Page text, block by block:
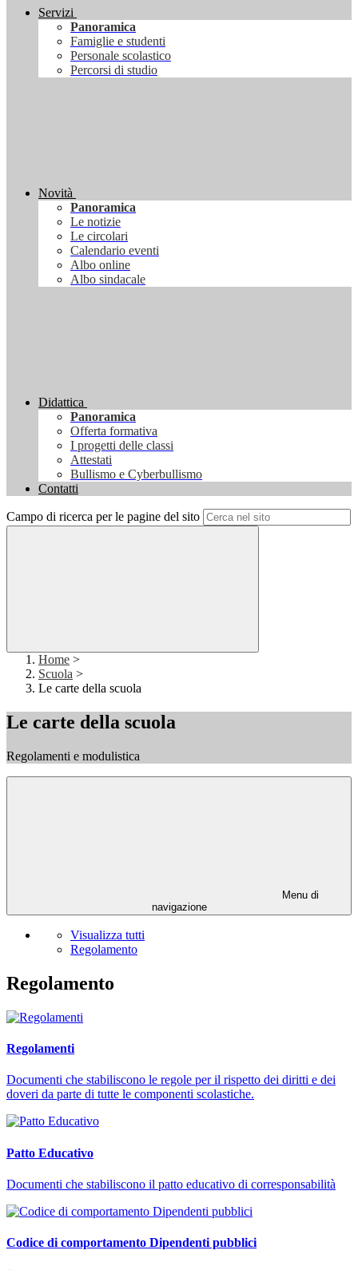
Servizi
Panoramica
Famiglie e studenti
Personale scolastico
Percorsi di studio
Novità
Panoramica
Le notizie
Le circolari
Calendario eventi
Albo online
Albo sindacale
Didattica
Panoramica
Offerta formativa
I progetti delle classi
Attestati
Bullismo e Cyberbullismo
Contatti
Campo di ricerca per le pagine del sito
Home >
Scuola >
Le carte della scuola
Le carte della scuola
Regolamenti e modulistica
Menu di
navigazione
Visualizza tutti
Regolamento
Regolamento
Regolamenti
Documenti che stabiliscono le regole per il rispetto dei diritti e dei
doveri da parte di tutte le componenti scolastiche.
Patto Educativo
Documenti che stabiliscono il patto educativo di corresponsabilità
Codice di comportamento Dipendenti pubblici